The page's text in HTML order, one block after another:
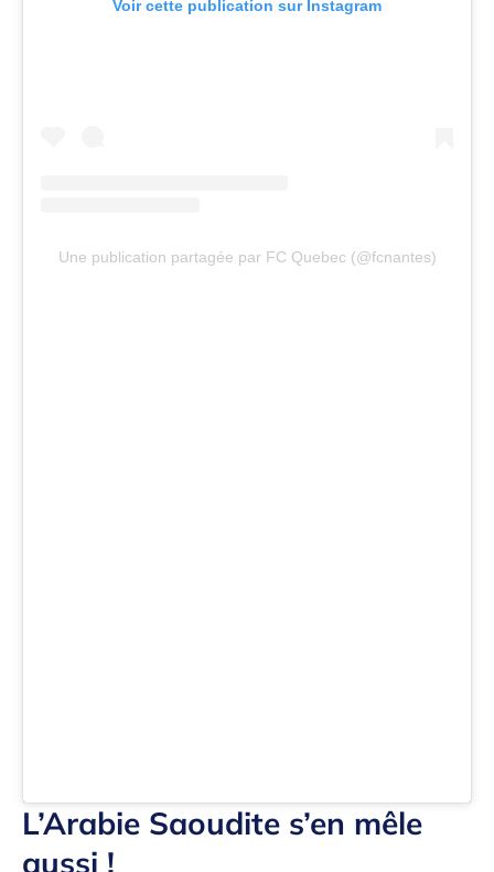
Voir cette publication sur Instagram
Une publication partagée par FC Quebec (@fcnantes)
L’Arabie Saoudite s’en mêle
aussi !